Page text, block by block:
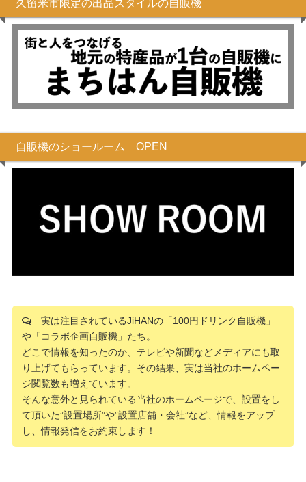
久留米市限定の出品スタイルの自販機
自販機のショールーム OPEN
実は注目されているJiHANの「100円ドリンク自販機」
や「コラボ企画自販機」たち。
どこで情報を知ったのか、テレビや新聞などメディアにも取
り上げてもらっています。その結果、実は当社のホームペー
ジ閲覧数も増えています。
そんな意外と見られている当社のホームページで、設置をし
て頂いた”設置場所”や”設置店舗・会社”など、情報をアップ
し、情報発信をお約束します！